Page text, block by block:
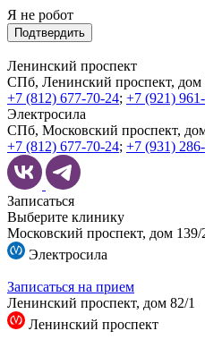
Я не робот
Подтвердить
Ленинский проспект
СПб, Ленинский проспект, дом
+7 (812) 677-70-24; +7 (921)
Электросила
СПб, Московский проспект,
+7 (812) 677-70-24; +7 (931)
Записаться
Выберите клинику
Московский проспект, дом 139/
Электросила
Записаться на прием
Ленинский проспект, дом 82/1
Ленинский проспект